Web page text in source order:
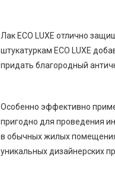
Лак ECO LUXE отлично
штукатуркам ECO LUXE
придать благородный
Особенно эффективно
пригодно для проведения
в обычных жилых
уникальных дизайнерских